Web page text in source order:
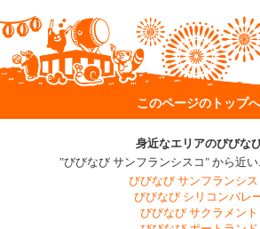
このページのトップへ
身近なエリアのびびな
"びびなび サンフランシスコ" から近
びびなび サンフランシス
びびなび シリコンバレ
びびなび サクラメント